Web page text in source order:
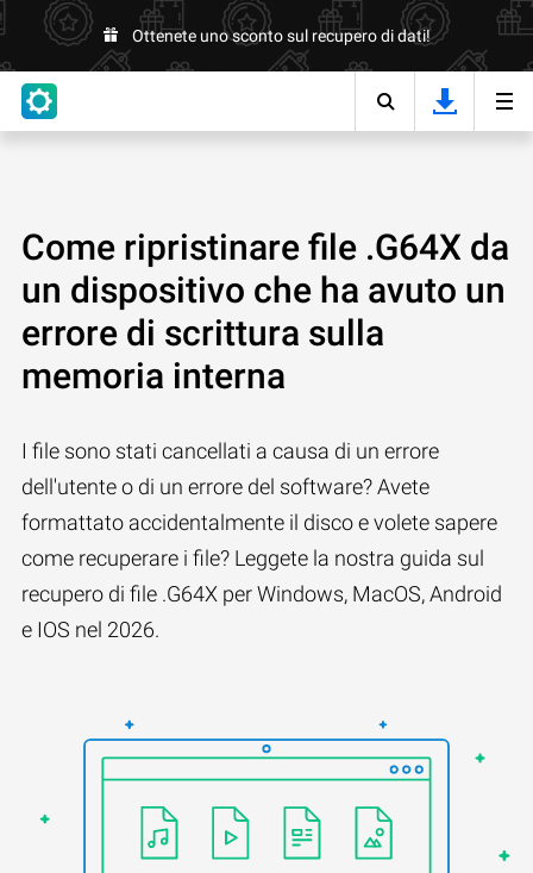
Ottenete uno sconto sul recupero di dati!
Come ripristinare file .G64X da
un dispositivo che ha avuto un
errore di scrittura sulla
memoria interna
I file sono stati cancellati a causa di un errore
dell'utente o di un errore del software? Avete
formattato accidentalmente il disco e volete sapere
come recuperare i file? Leggete la nostra guida sul
recupero di file .G64X per Windows, MacOS, Android
e IOS nel 2026.